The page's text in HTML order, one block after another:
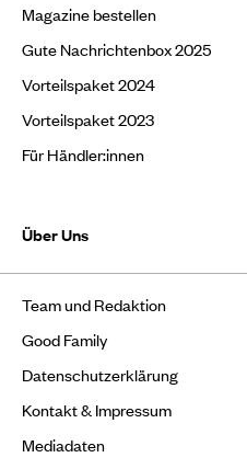
Magazine bestellen
Gute Nachrichtenbox 2025
Vorteilspaket 2024
Vorteilspaket 2023
Für Händler:innen
Über Uns
Team und Redaktion
Good Family
Datenschutzerklärung
Kontakt & Impressum
Mediadaten